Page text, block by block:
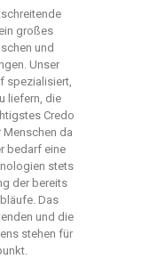
großes
und
Unser
spezialisiert,
liefern, die
Credo
Menschen da
bedarf eine
stets
der bereits
Das
und die
stehen für